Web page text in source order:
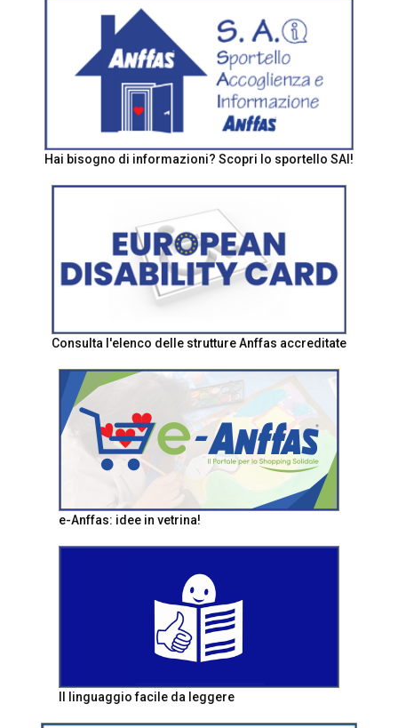
Hai bisogno di informazioni? Scopri lo sportello SAI!
Consulta l'elenco delle strutture Anffas accreditate
e-Anffas: idee in vetrina!
Il linguaggio facile da leggere